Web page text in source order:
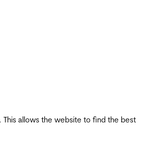
allows the website to find the best